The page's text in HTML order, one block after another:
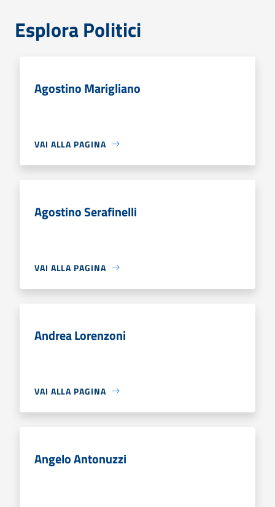
Esplora Politici
Agostino Marigliano
VAI ALLA PAGINA
Agostino Serafinelli
VAI ALLA PAGINA
Andrea Lorenzoni
VAI ALLA PAGINA
Angelo Antonuzzi